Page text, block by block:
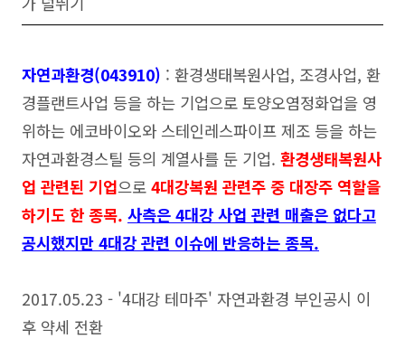
자연과환경(043910) : 환경생태복원사업, 조경사업, 환
경플랜트사업 등을 하는 기업으로 토양오염정화업을 영
위하는 에코바이오와 스테인레스파이프 제조 등을 하는
자연과환경스틸 등의 계열사를 둔 기업. 환경생태복원사
업 관련된 기업으로 4대강복원 관련주 중 대장주 역할을
하기도 한 종목. 사측은 4대강 사업 관련 매출은 없다고
공시했지만 4대강 관련 이슈에 반응하는 종목.
2017.05.23 - '4대강 테마주' 자연과환경 부인공시 이
후 약세 전환